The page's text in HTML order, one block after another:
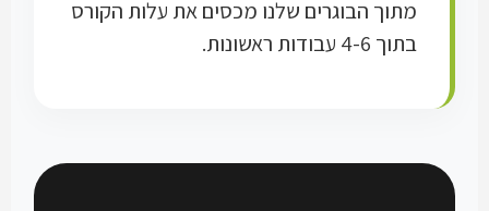
מתוך הבוגרים שלנו מכסים את עלות הקורס
בתוך 4-6 עבודות ראשונות.